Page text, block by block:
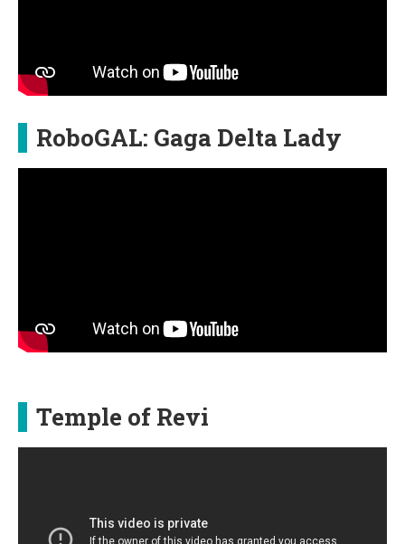
RoboGAL: Gaga Delta Lady
Temple of Revi